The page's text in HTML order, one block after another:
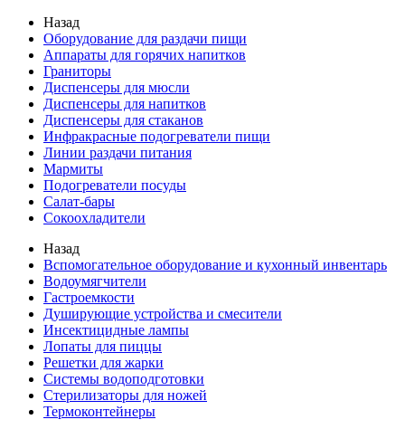
Назад
Оборудование для раздачи пищи
Аппараты для горячих напитков
Граниторы
Диспенсеры для мюсли
Диспенсеры для напитков
Диспенсеры для стаканов
Инфракрасные подогреватели пищи
Линии раздачи питания
Мармиты
Подогреватели посуды
Салат-бары
Сокоохладители
Назад
Вспомогательное оборудование и кухонный инвентарь
Водоумягчители
Гастроемкости
Душирующие устройства и смесители
Инсектицидные лампы
Лопаты для пиццы
Решетки для жарки
Системы водоподготовки
Стерилизаторы для ножей
Термоконтейнеры